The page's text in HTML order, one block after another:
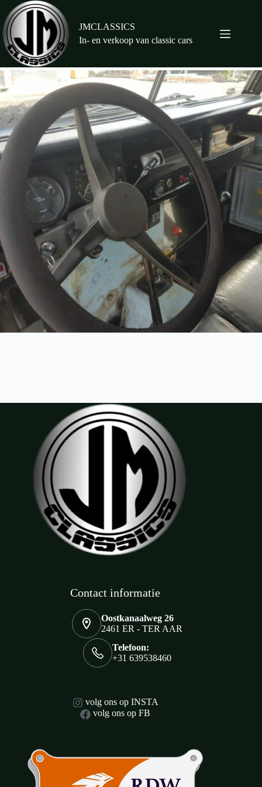
naar
de
inhoud
JMCLASSICS
In- en verkoop van classic cars
Contact informatie
Oostkanaalweg 26
2461 ER - TER AAR
Telefoon:
+31 639538460
volg ons op INSTA
volg ons op FB